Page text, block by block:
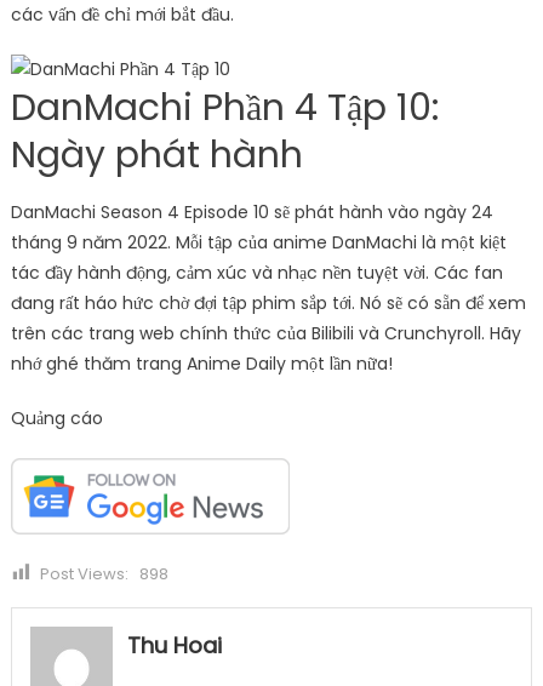
các vấn đề chỉ mới bắt đầu.
DanMachi Phần 4 Tập 10:
Ngày phát hành
DanMachi Season 4 Episode 10 sẽ phát hành vào ngày 24
tháng 9 năm 2022. Mỗi tập của anime DanMachi là một kiệt
tác đầy hành động, cảm xúc và nhạc nền tuyệt vời. Các fan
đang rất háo hức chờ đợi tập phim sắp tới. Nó sẽ có sẵn để xem
trên các trang web chính thức của Bilibili và Crunchyroll. Hãy
nhớ ghé thăm trang Anime Daily một lần nữa!
Quảng cáo
Post Views: 898
Thu Hoai